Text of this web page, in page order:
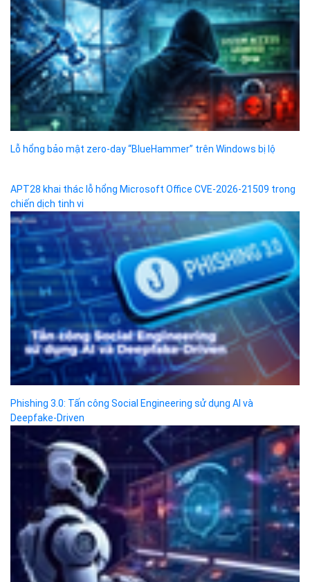
Lỗ hổng bảo mật zero-day “BlueHammer” trên Windows bị lộ
APT28 khai thác lỗ hổng Microsoft Office CVE-2026-21509 trong
chiến dịch tinh vi
Phishing 3.0: Tấn công Social Engineering sử dụng AI và
Deepfake-Driven